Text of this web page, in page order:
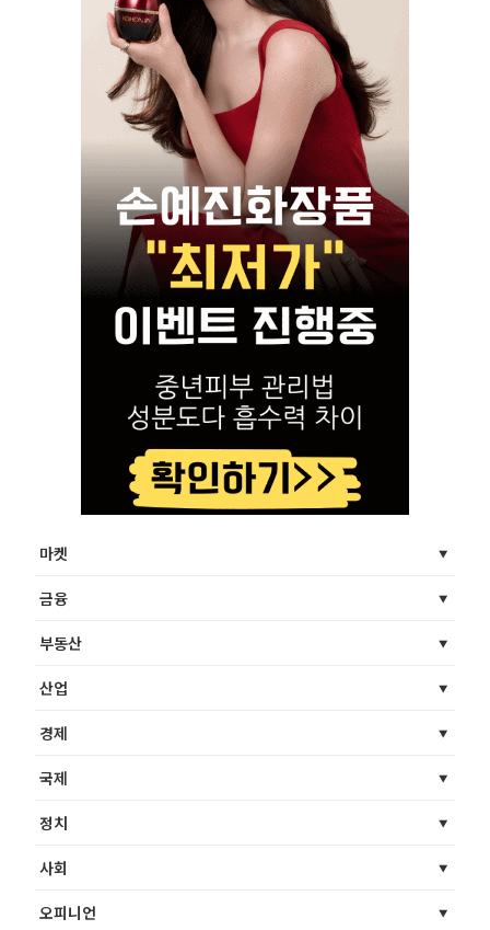
마켓
금융
부동산
산업
경제
국제
정치
사회
오피니언